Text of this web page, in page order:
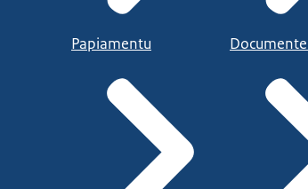
Papiamentu